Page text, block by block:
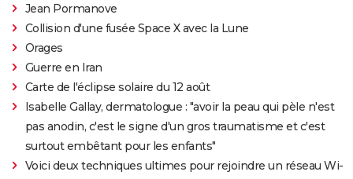
Jean Pormanove
Collision d'une fusée Space X avec la Lune
Orages
Guerre en Iran
Carte de l'éclipse solaire du 12 août
Isabelle Gallay, dermatologue : "avoir la peau qui pèle n'est
pas anodin, c'est le signe d'un gros traumatisme et c'est
surtout embêtant pour les enfants"
Voici deux techniques ultimes pour rejoindre un réseau Wi-